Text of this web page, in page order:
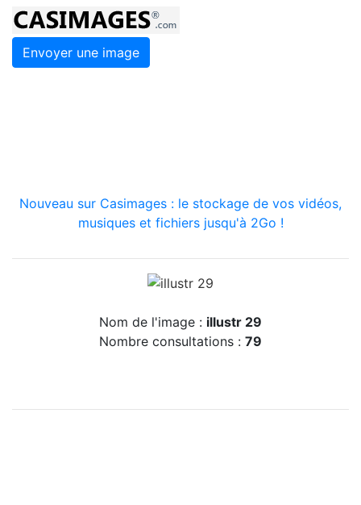
Envoyer une image
Nouveau sur Casimages : le stockage de vos vidéos,
musiques et fichiers jusqu'à 2Go !
Nom de l'image : illustr 29
Nombre consultations : 79